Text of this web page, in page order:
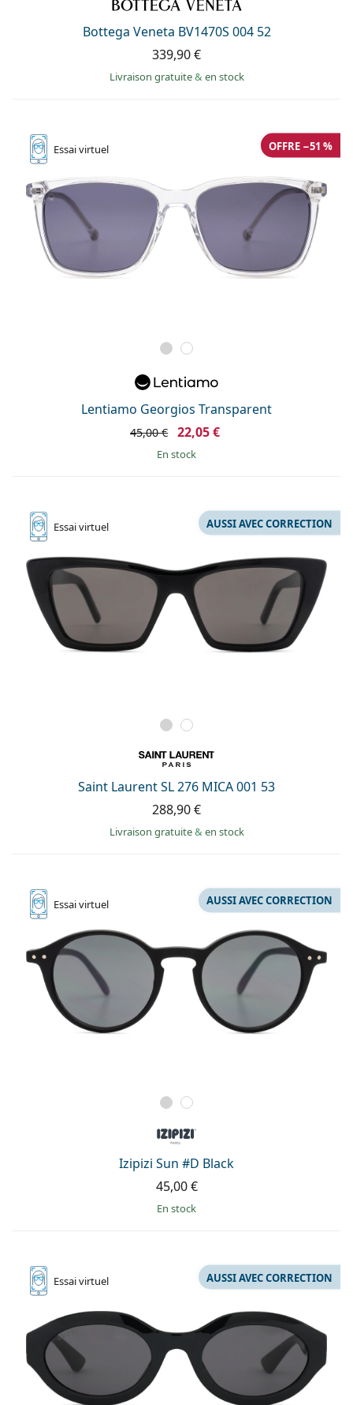
Toutes les marques
Bottega Veneta BV1470S 004 52
339,90 €
Livraison gratuite& en stock
Essaivirtuel
Lentiamo Georgios Transparent
OFFRE −51 %
45,00 € 22,05 €
en stock
Essaivirtuel
Saint Laurent SL 276 MICA 001 53
AUSSI AVEC CORRECTION
288,90 €
Livraison gratuite& en stock
Essaivirtuel
Izipizi Sun #D Black
AUSSI AVEC CORRECTION
45,00 €
en stock
Essaivirtuel AUSSI AVEC CORRECTION